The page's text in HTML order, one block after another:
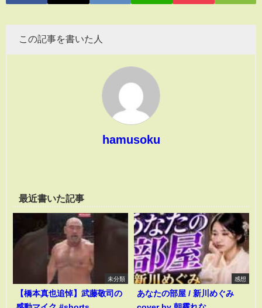
この記事を書いた人
hamusoku
最近書いた記事
未分類
【橋本真也追悼】武藤敬司の
感想
あなたの部屋 / 新川めぐみ